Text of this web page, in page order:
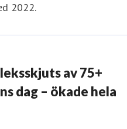
2022.
av 75+
dag – ökade hela